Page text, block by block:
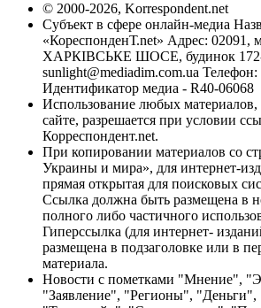
© 2000-2026, Korrespondent.net
Субъект в сфере онлайн-медиа
«КореспонденТ.net» Адрес: 02091,
ХАРКІВСЬКЕ ШОСЕ, будинок 172-
sunlight@mediadim.com.ua Телефон:
Идентификатор медиа - R40-06068
Использование любых
сайте, разрешается при условии
Корреспондент.net.
При копировании материалов со
Украины и мира», для интернет-
прямая открытая для поисковых
Ссылка должна быть размещена в
полного либо частичного
Гиперссылка (для интернет-
размещена в подзаголовке или в
материала.
Новости с пометками "Мнение",
"Заявление", "Регионы",